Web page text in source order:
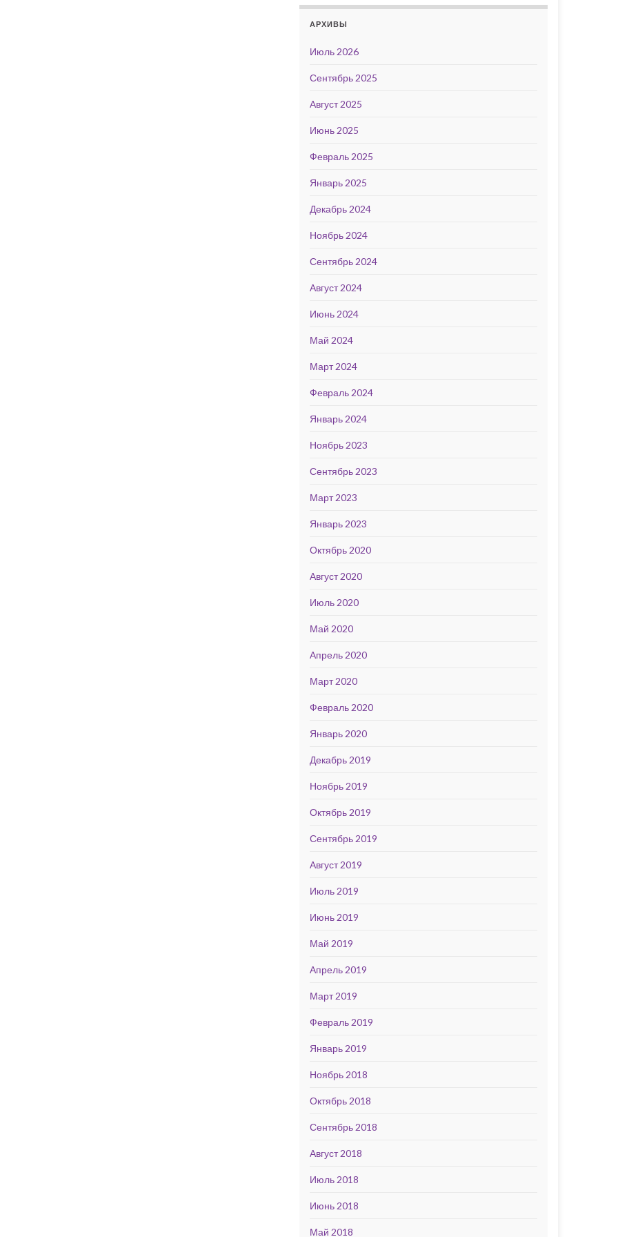
АРХИВЫ
Июль 2026
Сентябрь 2025
Август 2025
Июнь 2025
Февраль 2025
Январь 2025
Декабрь 2024
Ноябрь 2024
Сентябрь 2024
Август 2024
Июнь 2024
Май 2024
Март 2024
Февраль 2024
Январь 2024
Ноябрь 2023
Сентябрь 2023
Март 2023
Январь 2023
Октябрь 2020
Август 2020
Июль 2020
Май 2020
Апрель 2020
Март 2020
Февраль 2020
Январь 2020
Декабрь 2019
Ноябрь 2019
Октябрь 2019
Сентябрь 2019
Август 2019
Июль 2019
Июнь 2019
Май 2019
Апрель 2019
Март 2019
Февраль 2019
Январь 2019
Ноябрь 2018
Октябрь 2018
Сентябрь 2018
Август 2018
Июль 2018
Июнь 2018
Май 2018